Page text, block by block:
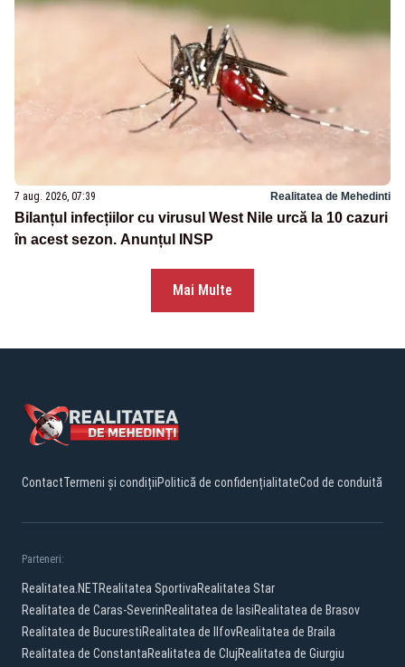
7 aug. 2026, 07:39 Realitatea de Mehedinti
Bilanțul infecțiilor cu virusul West Nile urcă la 10 cazuri
în acest sezon. Anunțul INSP
Mai Multe
ContactTermeni și condițiiPolitică de confidențialitateCod de conduită
Parteneri:
Realitatea.NETRealitatea SportivaRealitatea Star
Realitatea de Caras-SeverinRealitatea de IasiRealitatea de Brasov
Realitatea de BucurestiRealitatea de IlfovRealitatea de Braila
Realitatea de ConstantaRealitatea de ClujRealitatea de Giurgiu